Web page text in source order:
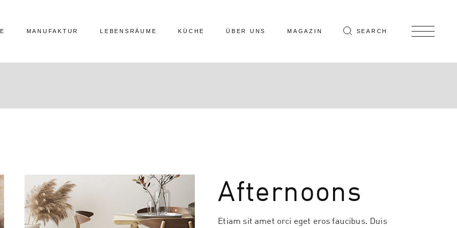
MANUFAKTUR LEBENSRÄUME KÜCHE ÜBER UNS MAGAZIN SEARCH
Afternoons
Etiam sit amet orci eget eros faucibus. Duis